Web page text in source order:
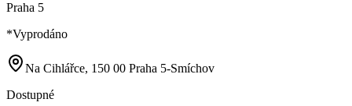
Praha 5
*Vyprodáno
Na Cihlářce, 150 00 Praha 5-Smíchov
Dostupné